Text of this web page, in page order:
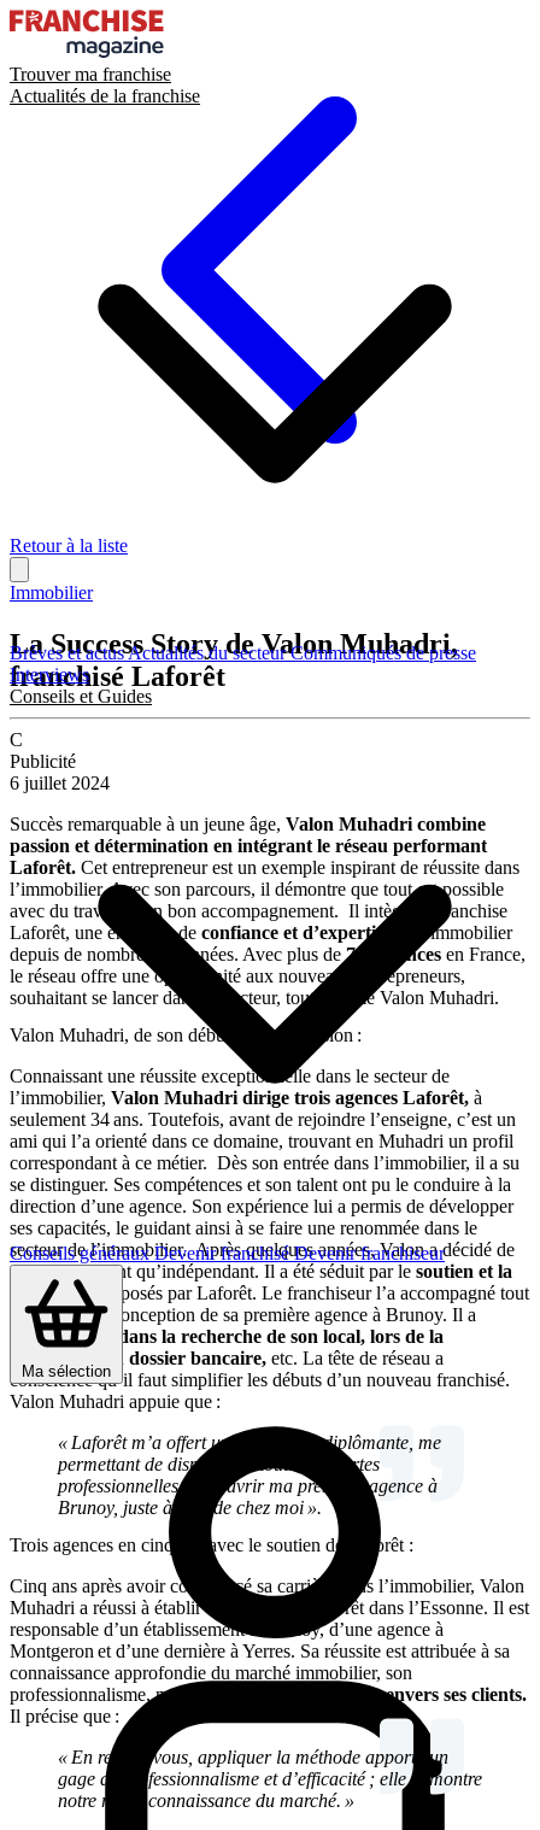
Trouver ma franchise
Actualités de la franchise
Brèves et actusActualités du secteurCommuniqués de presse
Interviews
Conseils et Guides
Conseils générauxDevenir franchiséDevenir franchiseur
Ma sélection
Retour à la liste
Immobilier
La Success Story de Valon Muhadri,
franchisé Laforêt
C
Publicité
6 juillet 2024
Succès remarquable à un jeune âge, Valon Muhadri combine
passion et détermination en intégrant le réseau performant
Laforêt. Cet entrepreneur est un exemple inspirant de réussite dans
l’immobilier. Avec son parcours, il démontre que tout est possible
avec du travail et un bon accompagnement. Il intègre la franchise
Laforêt, une enseigne de confiance et d’expertise
de l’immobilier
depuis de nombreuses années. Avec plus de700 agences en France,
le réseau offre une opportunité aux nouveaux entrepreneurs,
souhaitant se lancer dans ce secteur, tout comme Valon Muhadri.
Valon Muhadri, de son début à son ascension :
Connaissant une réussite exceptionnelle dans le secteur de
l’immobilier, Valon Muhadri dirige trois agences Laforêt, à
seulement 34 ans. Toutefois, avant de rejoindre l’enseigne, c’est un
ami qui l’a orienté dans ce domaine, trouvant en Muhadri un profil
correspondant à ce métier. Dès son entrée dans l’immobilier, il a su
se distinguer. Ses compétences et son talent ont pu le conduire à la
direction d’une agence. Son expérience lui a permis de développer
ses capacités, le guidant ainsi à se faire une renommée dans le
secteur de l’immobilier. Après quelques années, Valon a décidé de
se lancer en tant qu’indépendant. Il a été séduit par le soutien et la
formation proposés par Laforêt. Le franchiseur l’a accompagné tout
au long de la conception de sa première agence à Brunoy. Il a
assisté Valon dans la recherche de son local, lors de la
conception du dossier bancaire, etc. La tête de réseau a
conscience qu’il faut simplifier les débuts d’un nouveau franchisé.
Valon Muhadri appuie que :
« Laforêt m’a offert une formation diplômante, me
permettant de disposer de toutes les cartes
professionnelles et d’ouvrir ma première agence à
Brunoy, juste à côté de chez moi ».
Trois agences en cinq ans avec le soutien de Laforêt :
Cinq ans après avoir commencé sa carrière dans l’immobilier, Valon
Muhadri a réussi à établir trois agences Laforêt dans l’Essonne. Il est
responsable d’un établissement à Brunoy, d’une agence à
Montgeron et d’une dernière à Yerres. Sa réussite est attribuée à sa
connaissance approfondie du marché immobilier, son
professionnalisme, mais surtout son
engagement envers ses clients.
Il précise que :
« En rendez-vous, appliquer la méthode apporte un
gage de professionnalisme et d’efficacité ; elle démontre
notre réelle connaissance du marché. »